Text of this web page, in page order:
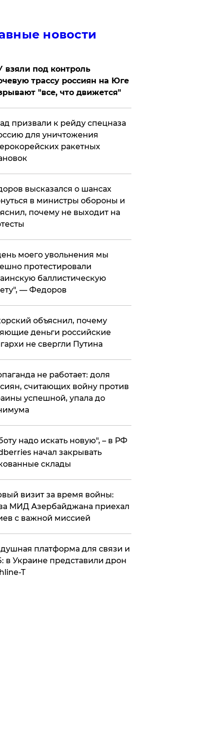
новости
взяли под контроль
трассу россиян на Юге
"все, что движется"
призвали к рейду спецназа
для уничтожения
ракетных
высказался о шансах
в министры обороны и
почему не выходит на
моего увольнения мы
протестировали
баллистическую
— Федоров
объяснил, почему
деньги российские
не свергли Путина
не работает: доля
считающих войну против
успешной, упала до
надо искать новую", – в РФ
начал закрывать
склады
визит за время войны:
МИД Азербайджана приехал
с важной миссией
платформа для связи и
в Украине представили дрон
T